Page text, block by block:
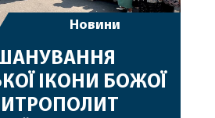
Новини
ІКОНИ БОЖОЇ